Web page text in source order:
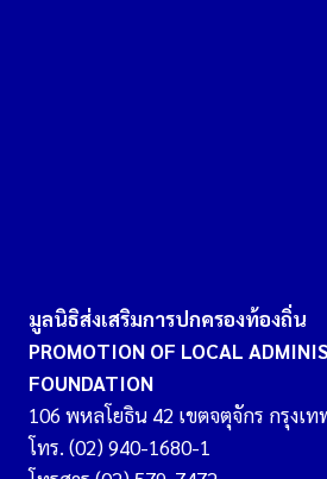
มูลนิธิส่งเสริมการปกครองท้องถิ่น
PROMOTION OF LOCAL
FOUNDATION
106 พหลโยธิน 42 เขตจตุจักร กรุงเ
โทร. (02) 940-1680-1